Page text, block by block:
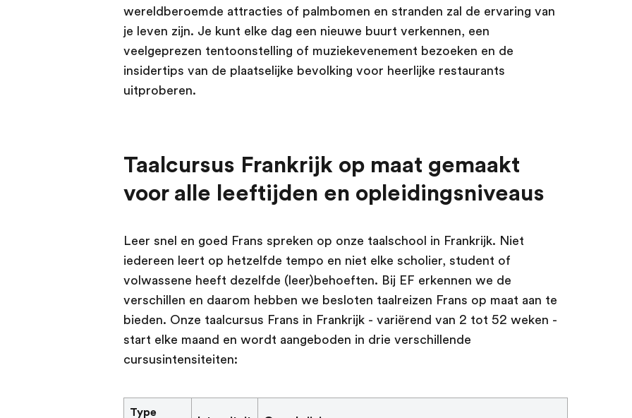
wereldberoemde attracties of palmbomen en stranden zal de ervaring van
je leven zijn. Je kunt elke dag een nieuwe buurt verkennen, een
veelgeprezen tentoonstelling of muziekevenement bezoeken en de
insidertips van de plaatselijke bevolking voor heerlijke restaurants
uitproberen.
Taalcursus Frankrijk op maat gemaakt
voor alle leeftijden en opleidingsniveaus
Leer snel en goed Frans spreken op onze taalschool in Frankrijk. Niet
iedereen leert op hetzelfde tempo en niet elke scholier, student of
volwassene heeft dezelfde (leer)behoeften. Bij EF erkennen we de
verschillen en daarom hebben we besloten taalreizen Frans op maat aan te
bieden. Onze taalcursus Frans in Frankrijk - variërend van 2 tot 52 weken -
start elke maand en wordt aangeboden in drie verschillende
cursusintensiteiten:
Type